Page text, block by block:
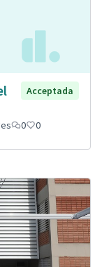
Acceptada
0 0